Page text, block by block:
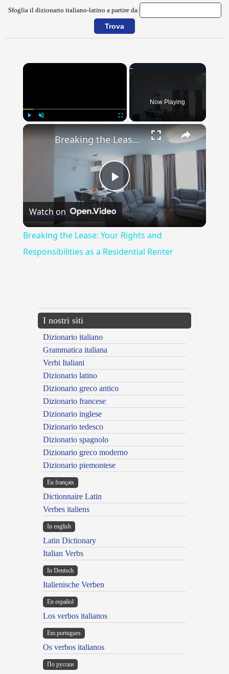
Sfoglia il dizionario italiano-latino a partire da:
×
Now Playing
×
Play
Video
Breaking the Lease: Your Rights and Responsibilities as a Residential Renter
Watch on
Breaking the Lease: Your Rights and
Responsibilities as a Residential Renter
I nostri siti
Dizionario italiano
Grammatica italiana
Verbi Italiani
Dizionario latino
Dizionario greco antico
Dizionario francese
Dizionario inglese
Dizionario tedesco
Dizionario spagnolo
Dizionario greco moderno
Dizionario piemontese
En français
Dictionnaire Latin
Verbes italiens
In english
Latin Dictionary
Italian Verbs
In Deutsch
Italienische Verben
En español
Los verbos italianos
Em portugues
Os verbos italianos
По русски